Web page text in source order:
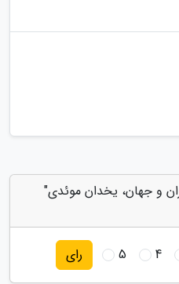
و جهان، یخدان موئدی"
4
5 رای